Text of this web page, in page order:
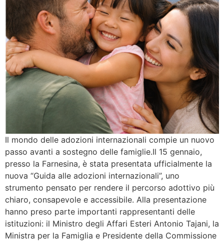
Il mondo delle adozioni internazionali compie un nuovo
passo avanti a sostegno delle famiglie.Il 15 gennaio,
presso la Farnesina, è stata presentata ufficialmente la
nuova “Guida alle adozioni internazionali”, uno
strumento pensato per rendere il percorso adottivo più
chiaro, consapevole e accessibile. Alla presentazione
hanno preso parte importanti rappresentanti delle
istituzioni: il Ministro degli Affari Esteri Antonio Tajani, la
Ministra per la Famiglia e Presidente della Commissione